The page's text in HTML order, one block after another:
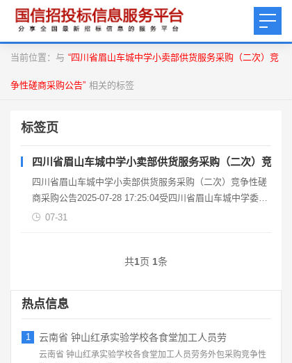
当前位置：与 “四川省眉山车城中学小卖部供货服务采购（二次）竞
争性磋商采购公告” 相关的标签
标签页
四川省眉山车城中学小卖部供货服务采购（二次）竞争
四川省眉山车城中学小卖部供货服务采购（二次）竞争性磋
商采购公告2025-07-28 17:25:04受四川省眉山车城中学委
托，拟对四川省眉山车城中学小卖部供货服
07-31
共1页 1条
热点信息
1 云南省 钟山红承实验学校各食堂加工人员劳
云南省 钟山红承实验学校各食堂加工人员劳务外包采购竞争性